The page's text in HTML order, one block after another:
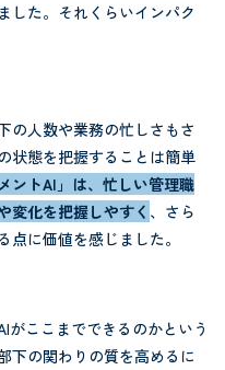
した。それくらいインパク
の人数や業務の忙しさもさ
状態を把握することは簡単
ントAI」は、忙しい管理職
変化を把握しやすく 、さら
に価値を感じました。
がここまでできるのかという
下の関わりの質を高めるに